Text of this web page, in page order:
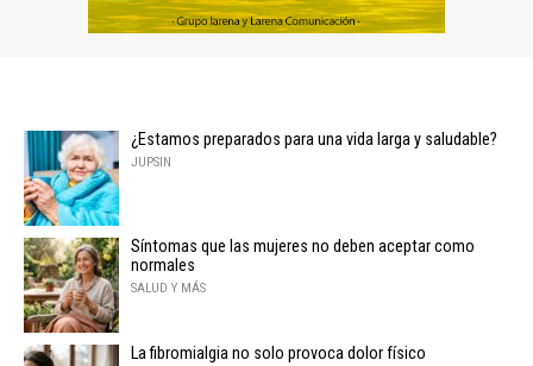
¿Estamos preparados para una vida larga y saludable?
JUPSIN
Síntomas que las mujeres no deben aceptar como
normales
SALUD Y MÁS
La fibromialgia no solo provoca dolor físico